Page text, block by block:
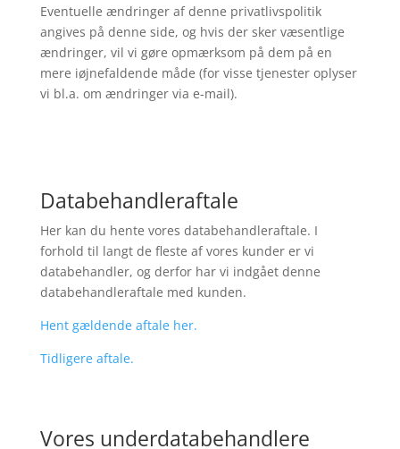
Eventuelle ændringer af denne privatlivspolitik
angives på denne side, og hvis der sker væsentlige
ændringer, vil vi gøre opmærksom på dem på en
mere iøjnefaldende måde (for visse tjenester oplyser
vi bl.a. om ændringer via e-mail).
Databehandleraftale
Her kan du hente vores databehandleraftale. I
forhold til langt de fleste af vores kunder er vi
databehandler, og derfor har vi indgået denne
databehandleraftale med kunden.
Hent gældende aftale her.
Tidligere aftale.
Vores underdatabehandlere